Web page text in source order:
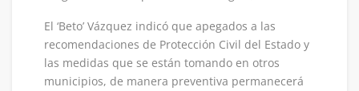
El ‘Beto’ Vázquez indicó que apegados a las
recomendaciones de Protección Civil del Estado y
las medidas que se están tomando en otros
municipios, de manera preventiva permanecerá